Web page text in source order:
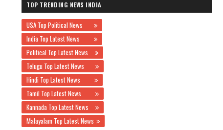
TOP TRENDING NEWS INDIA
USA Top Political News
India Top Latest News
Political Top Latest News
Telugu Top Latest News
Hindi Top Latest News
Tamil Top Latest News
Kannada Top Latest News
Malayalam Top Latest News